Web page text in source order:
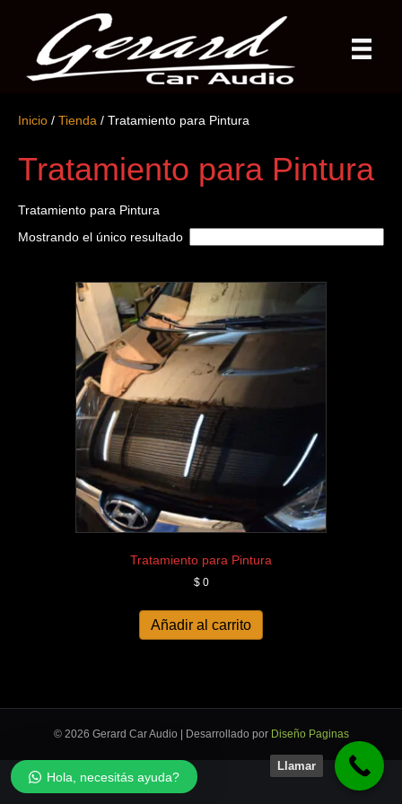
Inicio / Tienda / Tratamiento para Pintura
Tratamiento para Pintura
Tratamiento para Pintura
Mostrando el único resultado
Tratamiento para Pintura
$0
Añadir al carrito
© 2026 Gerard Car Audio | Desarrollado por Diseño Paginas
Hola, necesitás ayuda?
Llamar